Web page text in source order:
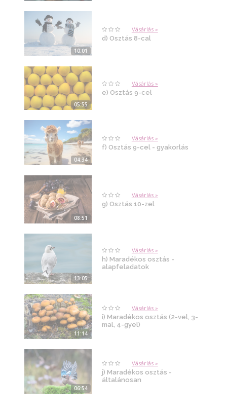
10:01
Vásárlás »
d) Osztás 8-cal
05:55
Vásárlás »
e) Osztás 9-cel
04:34
Vásárlás »
f) Osztás 9-cel - gyakorlás
08:51
Vásárlás »
g) Osztás 10-zel
13:05
Vásárlás »
h) Maradékos osztás -
alapfeladatok
11:14
Vásárlás »
i) Maradékos osztás (2-vel, 3-
mal, 4-gyel)
06:54
Vásárlás »
j) Maradékos osztás -
általánosan